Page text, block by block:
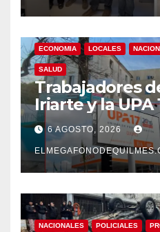
ECONOMIA LOCALES
SALUD
Trabajadores
Iriarte y la UPA
pase a planta
mejoras
6 AGOSTO, 2026
NACIONALES POLICIALES